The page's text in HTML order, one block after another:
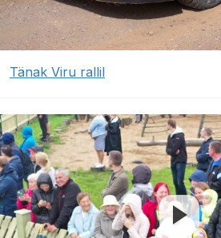
Tänak Viru rallil